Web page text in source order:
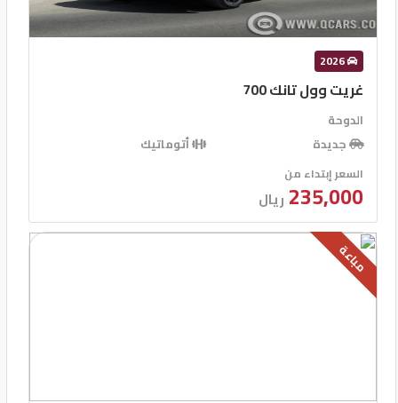
2026
غريت وول تانك 700
الدوحة
جديدة
أتوماتيك
السعر إبتداء من
235,000 ريال
مباعة